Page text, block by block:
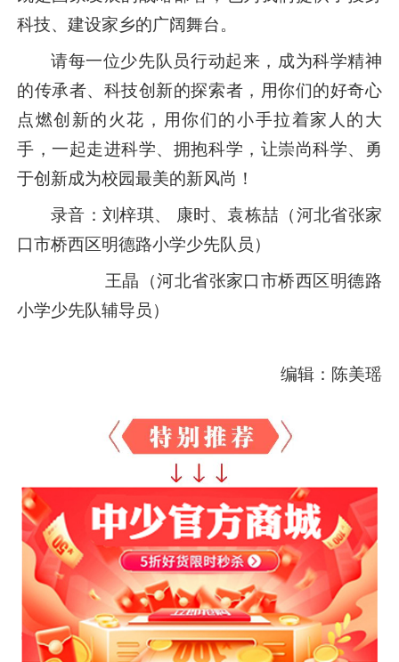
科技、建设家乡的广阔舞台。
请每一位少先队员行动起来，成为科学精神
的传承者、科技创新的探索者，用你们的好奇心
点燃创新的火花，用你们的小手拉着家人的大
手，一起走进科学、拥抱科学，让崇尚科学、勇
于创新成为校园最美的新风尚！
录音：刘梓琪、 康时、袁栋喆（河北省张家
口市桥西区明德路小学少先队员）
王晶（河北省张家口市桥西区明德路
小学少先队辅导员）
编辑：陈美瑶